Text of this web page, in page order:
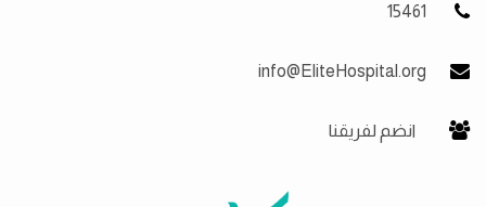
15461
info@EliteHospital.org
انضم لفريقنا